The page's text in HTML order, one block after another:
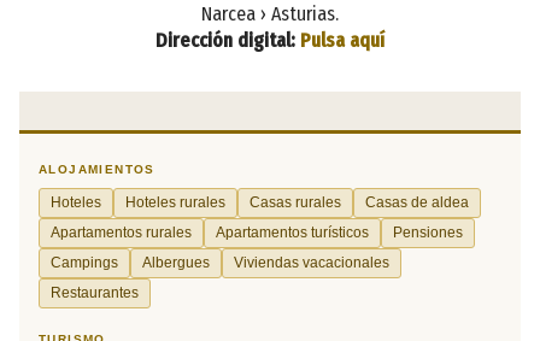
Narcea › Asturias.
Dirección digital: Pulsa aquí